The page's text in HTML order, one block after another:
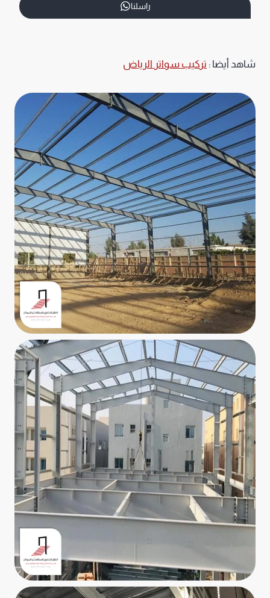
راسلنا
شاهد أيضا : تركيب سواتر الرياض